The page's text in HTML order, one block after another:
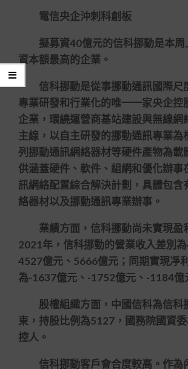
電信央企沖刺科創板
擬募資40億元的信科挪動是本周
資本額最高的企業。
信科挪動是從事挪動通訊國際尺
專業研發和行業化的唯一一家央企控
企業，環繞運營商基站建設與無線網
主線，以自主研發的挪動通訊專業為
列挪動通訊網絡器材等硬件產物為載
供涵蓋硬件、軟件、組網和優化辦事
訊網絡配置綜合解決計劃，具體包含
絡器材以及挪動通訊專業辦事。
業績方面，信科挪動尚未實現盈
2021年，信科挪動的營業收入差別
4527億元、5666億元；同期實現凈
為-1637億元、-1752億元、-1184億
股權組織方面，中國信科為信科
東，持股比例為5127，國務院國資
控人。
信科挪動客戶會合度較高。作為